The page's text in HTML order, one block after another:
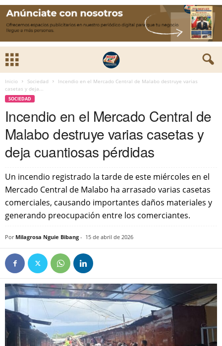
Inicio Sociedad
Incendio en el Mercado Central de Malabo destruye varias
casetas y deja...
SOCIEDAD
Incendio en el Mercado Central de
Malabo destruye varias casetas y
deja cuantiosas pérdidas
Un incendio registrado la tarde de este miércoles en el
Mercado Central de Malabo ha arrasado varias casetas
comerciales, causando importantes daños materiales y
generando preocupación entre los comerciantes.
Por Milagrosa Nguie Bibang - 15 de abril de 2026